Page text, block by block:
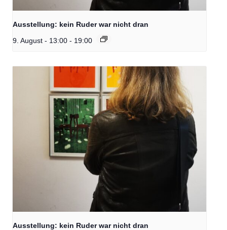
Ausstellung: kein Ruder war nicht dran
9. August - 13:00 - 19:00
Ausstellung: kein Ruder war nicht dran